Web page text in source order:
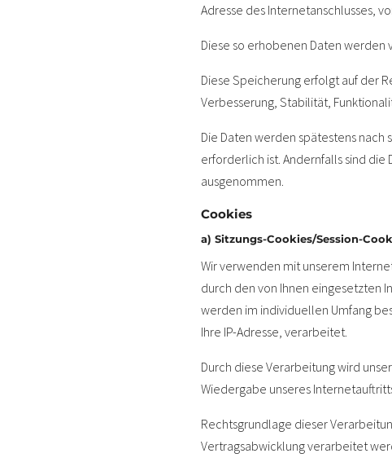
Adresse des Internetanschlusses,
Diese so erhobenen Daten
Diese Speicherung erfolgt auf der
Verbesserung, Stabilität,
Die Daten werden spätestens
erforderlich ist. Andernfalls sind die
ausgenommen.
Cookies
a) Sitzungs-Cookies/Session-
Wir verwenden mit unserem
durch den von Ihnen eingesetzten
werden im individuellen Umfang
Ihre IP-Adresse, verarbeitet.
Durch diese Verarbeitung wird
Wiedergabe unseres
Rechtsgrundlage dieser
Vertragsabwicklung verarbeitet